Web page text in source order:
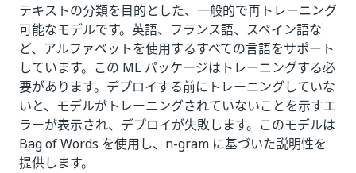
テキストの分類を目的とした、一般的で再トレーニング
可能なモデルです。英語、フランス語、スペイン語な
ど、アルファベットを使用するすべての言語をサポート
しています。この ML パッケージはトレーニングする必
要があります。デプロイする前にトレーニングしていな
いと、モデルがトレーニングされていないことを示すエ
ラーが表示され、デプロイが失敗します。このモデルは
Bag of Words を使用し、n-gram に基づいた説明性を
提供します。